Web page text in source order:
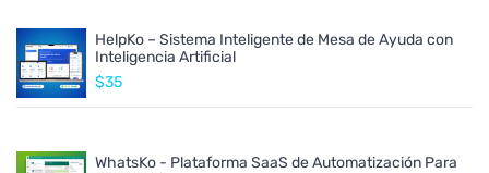
HelpKo – Sistema Inteligente de Mesa de Ayuda con
Inteligencia Artificial
$35
WhatsKo - Plataforma SaaS de Automatización Para